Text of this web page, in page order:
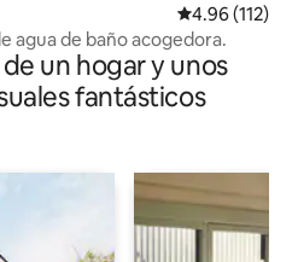
Calificación
4.96 (112)
agua de baño acogedora.
un hogar y unos
fantásticos